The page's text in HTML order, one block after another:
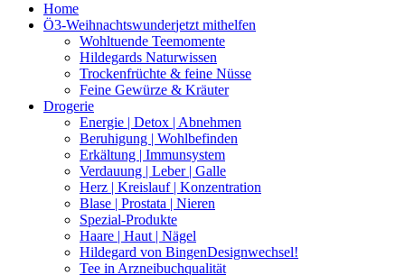
Home
Ö3-Weihnachtswunderjetzt mithelfen
Wohltuende Teemomente
Hildegards Naturwissen
Trockenfrüchte & feine Nüsse
Feine Gewürze & Kräuter
Drogerie
Energie | Detox | Abnehmen
Beruhigung | Wohlbefinden
Erkältung | Immunsystem
Verdauung | Leber | Galle
Herz | Kreislauf | Konzentration
Blase | Prostata | Nieren
Spezial-Produkte
Haare | Haut | Nägel
Hildegard von BingenDesignwechsel!
Tee in Arzneibuchqualität